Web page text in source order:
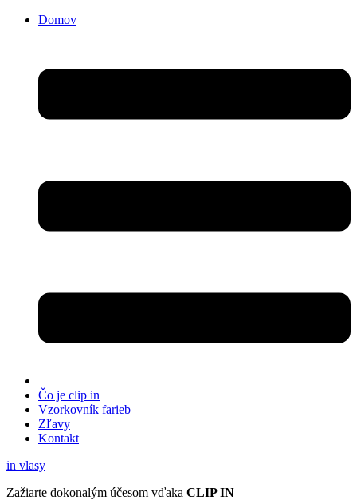
Domov
Čo je clip in
Vzorkovník farieb
Zľavy
Kontakt
in vlasy
Zažiarte dokonalým účesom vďaka CLIP IN